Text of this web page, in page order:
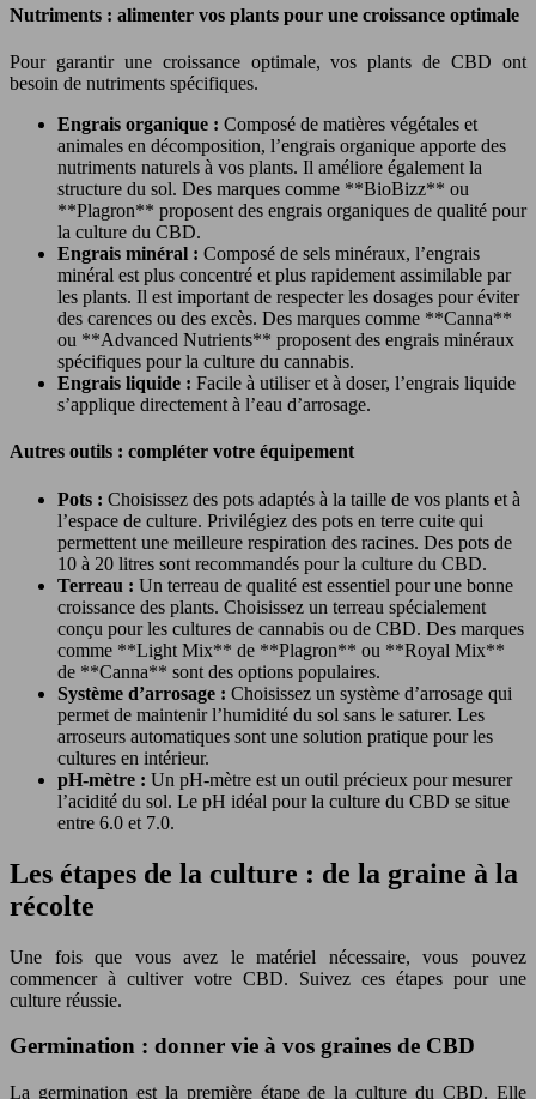
Nutriments : alimenter vos plants pour une croissance optimale
Pour garantir une croissance optimale, vos plants de CBD ont
besoin de nutriments spécifiques.
Engrais organique : Composé de matières végétales et
animales en décomposition, l’engrais organique apporte des
nutriments naturels à vos plants. Il améliore également la
structure du sol. Des marques comme **BioBizz** ou
**Plagron** proposent des engrais organiques de qualité pour
la culture du CBD.
Engrais minéral : Composé de sels minéraux, l’engrais
minéral est plus concentré et plus rapidement assimilable par
les plants. Il est important de respecter les dosages pour éviter
des carences ou des excès. Des marques comme **Canna**
ou **Advanced Nutrients** proposent des engrais minéraux
spécifiques pour la culture du cannabis.
Engrais liquide : Facile à utiliser et à doser, l’engrais liquide
s’applique directement à l’eau d’arrosage.
Autres outils : compléter votre équipement
Pots : Choisissez des pots adaptés à la taille de vos plants et à
l’espace de culture. Privilégiez des pots en terre cuite qui
permettent une meilleure respiration des racines. Des pots de
10 à 20 litres sont recommandés pour la culture du CBD.
Terreau : Un terreau de qualité est essentiel pour une bonne
croissance des plants. Choisissez un terreau spécialement
conçu pour les cultures de cannabis ou de CBD. Des marques
comme **Light Mix** de **Plagron** ou **Royal Mix**
de **Canna** sont des options populaires.
Système d’arrosage : Choisissez un système d’arrosage qui
permet de maintenir l’humidité du sol sans le saturer. Les
arroseurs automatiques sont une solution pratique pour les
cultures en intérieur.
pH-mètre : Un pH-mètre est un outil précieux pour mesurer
l’acidité du sol. Le pH idéal pour la culture du CBD se situe
entre 6.0 et 7.0.
Les étapes de la culture : de la graine à la
récolte
Une fois que vous avez le matériel nécessaire, vous pouvez
commencer à cultiver votre CBD. Suivez ces étapes pour une
culture réussie.
Germination : donner vie à vos graines de CBD
La germination est la première étape de la culture du CBD. Elle